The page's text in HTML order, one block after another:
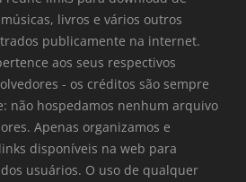
livros e vários outros
publicamente na internet.
aos seus respectivos
- os créditos são sempre
não hospedamos nenhum arquivo
Apenas organizamos e
disponíveis na web para
usuários. O uso de qualquer